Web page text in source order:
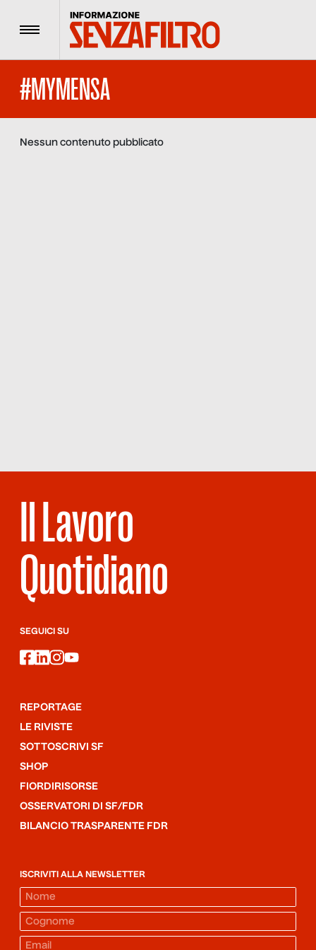
Menu
#MYMENSA
Nessun contenuto pubblicato
Il Lavoro
Quotidiano
SEGUICI SU
facebook
linkedin
instagram
youtube
REPORTAGE
LE RIVISTE
SOTTOSCRIVI SF
SHOP
FIORDIRISORSE
OSSERVATORI DI SF/FDR
BILANCIO TRASPARENTE FDR
ISCRIVITI ALLA NEWSLETTER